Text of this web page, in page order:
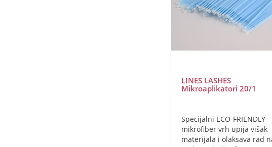
LINES LASHES
Mikroaplikatori 20/1
Specijalni ECO-FRIENDLY
mikrofiber vrh upija višak
materijala i olaksava rad